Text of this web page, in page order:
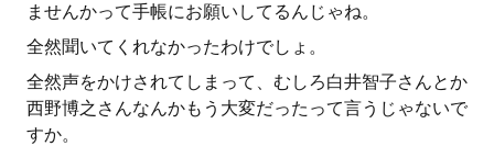
ませんかって手帳にお願いしてるんじゃね。
全然聞いてくれなかったわけでしょ。
全然声をかけされてしまって、むしろ白井智子さんとか
西野博之さんなんかもう大変だったって言うじゃないで
すか。